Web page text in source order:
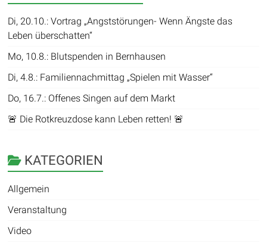
Di, 20.10.: Vortrag „Angststörungen- Wenn Ängste das
Leben überschatten“
Mo, 10.8.: Blutspenden in Bernhausen
Di, 4.8.: Familiennachmittag „Spielen mit Wasser“
Do, 16.7.: Offenes Singen auf dem Markt
🚨 Die Rotkreuzdose kann Leben retten! 🚨
KATEGORIEN
Allgemein
Veranstaltung
Video